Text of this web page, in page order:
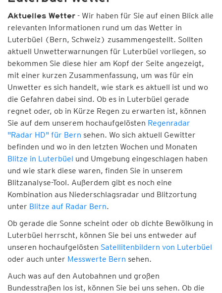
Aktuelles Wetter - Wir haben für Sie auf einen Blick alle
relevanten Informationen rund um das Wetter in
Luterbüel (Bern, Schweiz) zusammengestellt. Sollten
aktuell Unwetterwarnungen für Luterbüel vorliegen, so
bekommen Sie diese hier am Kopf der Seite angezeigt,
mit einer kurzen Zusammenfassung, um was für ein
Unwetter es sich handelt, wie stark es aktuell ist und wo
die Gefahren dabei sind. Ob es in Luterbüel gerade
regnet oder, ob in Kürze Regen zu erwarten ist, können
Sie auf dem unserem hochaufgelösten Regenradar
"Radar HD" für Bern sehen. Wo sich aktuell Gewitter
befinden und wo in den letzten Wochen und Monaten
Blitze in Luterbüel und Umgebung eingeschlagen haben
und wie stark diese waren, finden Sie in unserem
Blitzanalyse-Tool. Außerdem gibt es noch eine
Kombination aus Niederschlagsradar und Blitzortung
unter Blitze auf Radar Bern.
Ob gerade die Sonne scheint oder ob dichte Bewölkung in
Luterbüel herrscht, können Sie bei uns entweder auf
unseren hochaufgelösten Satellitenbildern von Luterbüel
oder auch unter Messwerte Bern sehen.
Auch was auf den Autobahnen und großen
Bundesstraßen los ist, können Sie bei uns sehen. Ob die